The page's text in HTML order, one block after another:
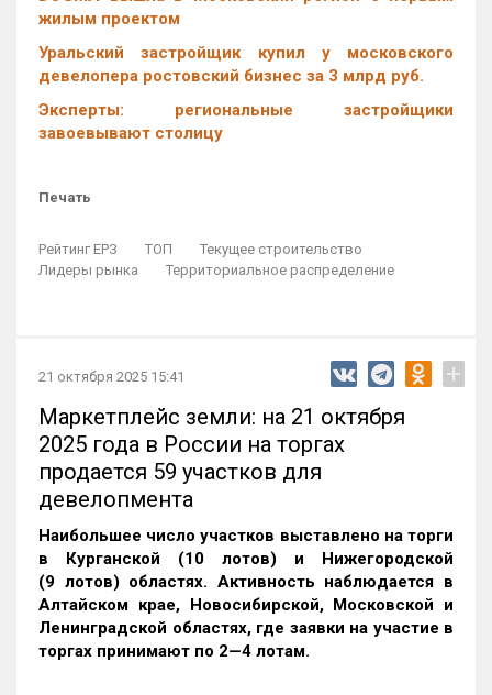
жилым проектом
Уральский застройщик купил у московского
девелопера ростовский бизнес за 3 млрд руб.
Эксперты: региональные застройщики
завоевывают столицу
Печать
Рейтинг ЕРЗ ТОП
Текущее строительство
Лидеры рынка
Территориальное распределение
21 октября 2025 15:41 +
Маркетплейс земли: на 21 октября
2025 года в России на торгах
продается 59 участков для
девелопмента
Наибольшее число участков выставлено на торги
в Курганской (10 лотов) и Нижегородской
(9 лотов) областях. Активность наблюдается в
Алтайском крае, Новосибирской, Московской и
Ленинградской областях, где заявки на участие в
торгах принимают по 2—4 лотам.